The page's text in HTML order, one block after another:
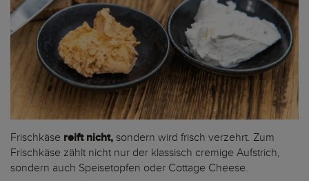
Frischkäse reift nicht, sondern wird frisch verzehrt. Zum
Frischkäse zählt nicht nur der klassisch cremige Aufstrich,
sondern auch Speisetopfen oder Cottage Cheese.